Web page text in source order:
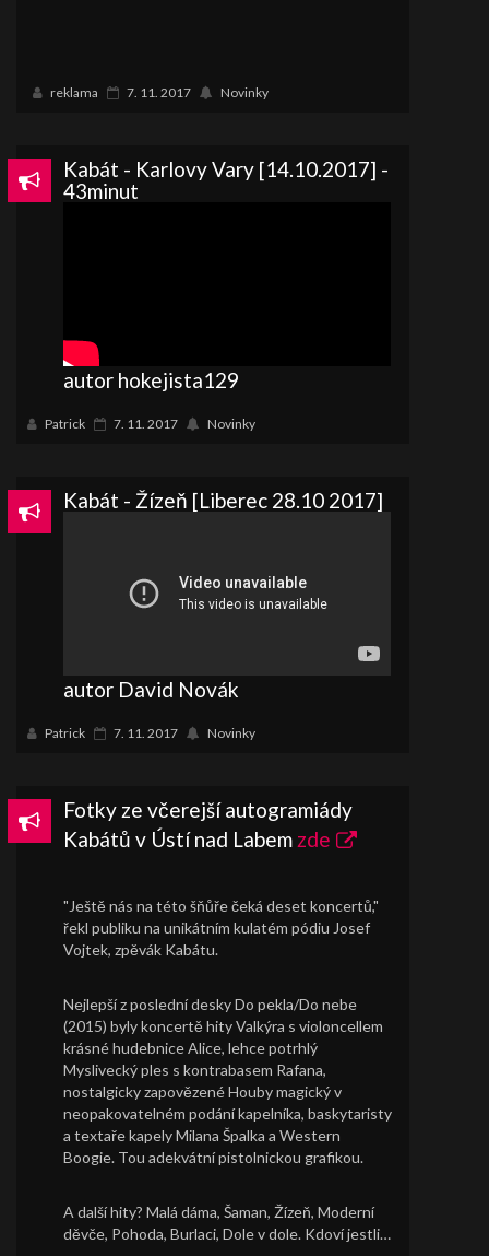
reklama 7. 11. 2017 Novinky
Kabát - Karlovy Vary [14.10.2017] -
43minut
autor hokejista129
Patrick 7. 11. 2017 Novinky
Kabát - Žízeň [Liberec 28.10 2017]
autor David Novák
Patrick 7. 11. 2017 Novinky
Fotky ze včerejší autogramiády
Kabátů v Ústí nad Labem zde
"Ještě nás na této šňůře čeká deset koncertů,"
řekl publiku na unikátním kulatém pódiu Josef
Vojtek, zpěvák Kabátu.
Nejlepší z poslední desky Do pekla/Do nebe
(2015) byly koncertě hity Valkýra s violoncellem
krásné hudebnice Alice, lehce potrhlý
Myslivecký ples s kontrabasem Rafana,
nostalgicky zapovězené Houby magický v
neopakovatelném podání kapelníka, baskytaristy
a textaře kapely Milana Špalka a Western
Boogie. Tou adekvátní pistolnickou grafikou.
A další hity? Malá dáma, Šaman, Žízeň, Moderní
děvče, Pohoda, Burlaci, Dole v dole. Kdoví jestli…